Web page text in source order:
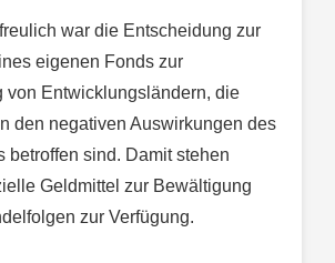
war die Entscheidung zur
eigenen Fonds zur
von Entwicklungsländern, die
den negativen Auswirkungen des
betroffen sind. Damit stehen
Geldmittel zur Bewältigung
zur Verfügung.